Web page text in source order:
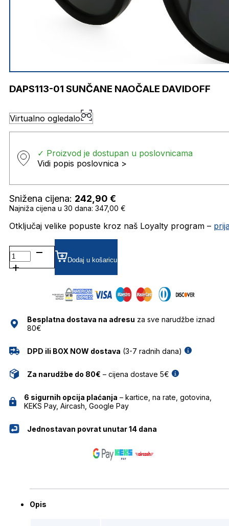
DAPS113-01 SUNČANE NAOČALE DAVIDOFF
Virtualno ogledalo
✓ Proizvod je dostupan u poslovnicama
Vidi popis poslovnica >
Snižena cijena: 242,90 €
Najniža cijena u 30 dana: 347,00 €
Otključaj velike popuste kroz naš Loyalty program –
DAPS113-
01 SUNČANE
NAOČALE
Dodaj u košaricu
Besplatna dostava na adresu za sve narudžbe iznad
80€
DPD ili BOX NOW dostava (3-7 radnih dana)
Za narudžbe do 80€ – cijena dostave 5€
6 sigurnih opcija plaćanja – kartice, na rate, gotovina,
KEKS Pay, Aircash, Google Pay
Jednostavan povrat unutar 14 dana
Opis